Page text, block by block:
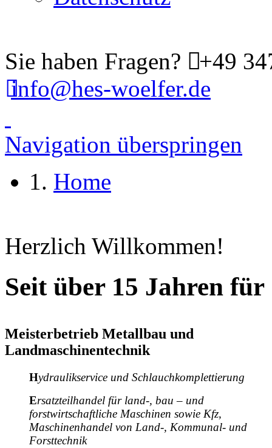
Sie haben Fragen? +49
info@hes-woelfer.de
Navigation überspringen
Home
Herzlich Willkommen!
Seit über 15 Jahren für
Meisterbetrieb Metallbau und
Landmaschinentechnik
Hydraulikservice und Schlauchkomplettierung
Ersatzteilhandel für land-, bau – und
forstwirtschaftliche Maschinen sowie Kfz,
Maschinenhandel von Land-, Kommunal- und
Forsttechnik